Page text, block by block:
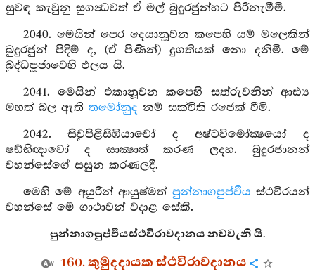
සුවඳ කැවුනු සුගන්‍ධවත් ඒ මල් බුදුරජුන්හට පිරිනැමීමි.
2040. මෙයින් පෙර දෙයානූවන කපෙහි යම් මලෙකින්
බුදුරජුන් පිදිම් ද, (ඒ පිණින්) දුගතියක් නො දනිමි. මේ
බුද්ධපූජාවෙහි ඵලය යි.
2041. මෙයින් එකානූවන කපෙහි සත්රුවනින් ආඪ්‍ය
මහත් බල ඇති තමෝනුද නම් සක්විති රජෙක් වීමි.
2042. සිවුපිළිසිඹියාවෝ ද අෂ්ටවිමෝක්‍ෂයෝ ද
ෂඩ්භිඥාවෝ ද සාක්‍ෂාත් කරණ ලදහ. බුදුරජානන්
වහන්සේගේ සසුන කරණලදී.
මෙහි මේ අයුරින් ආයුෂ්මත් පුන්නාගපුප්ඵිය ස්ථවිරයන්
වහන්සේ මේ ගාථාවන් වදාළ සේකි.
පුන්නාගපුප්ඵියස්ථවිරාවදානය නවවැනි යි.
160. කුමුදදායක ස්ථවිරාවදානය